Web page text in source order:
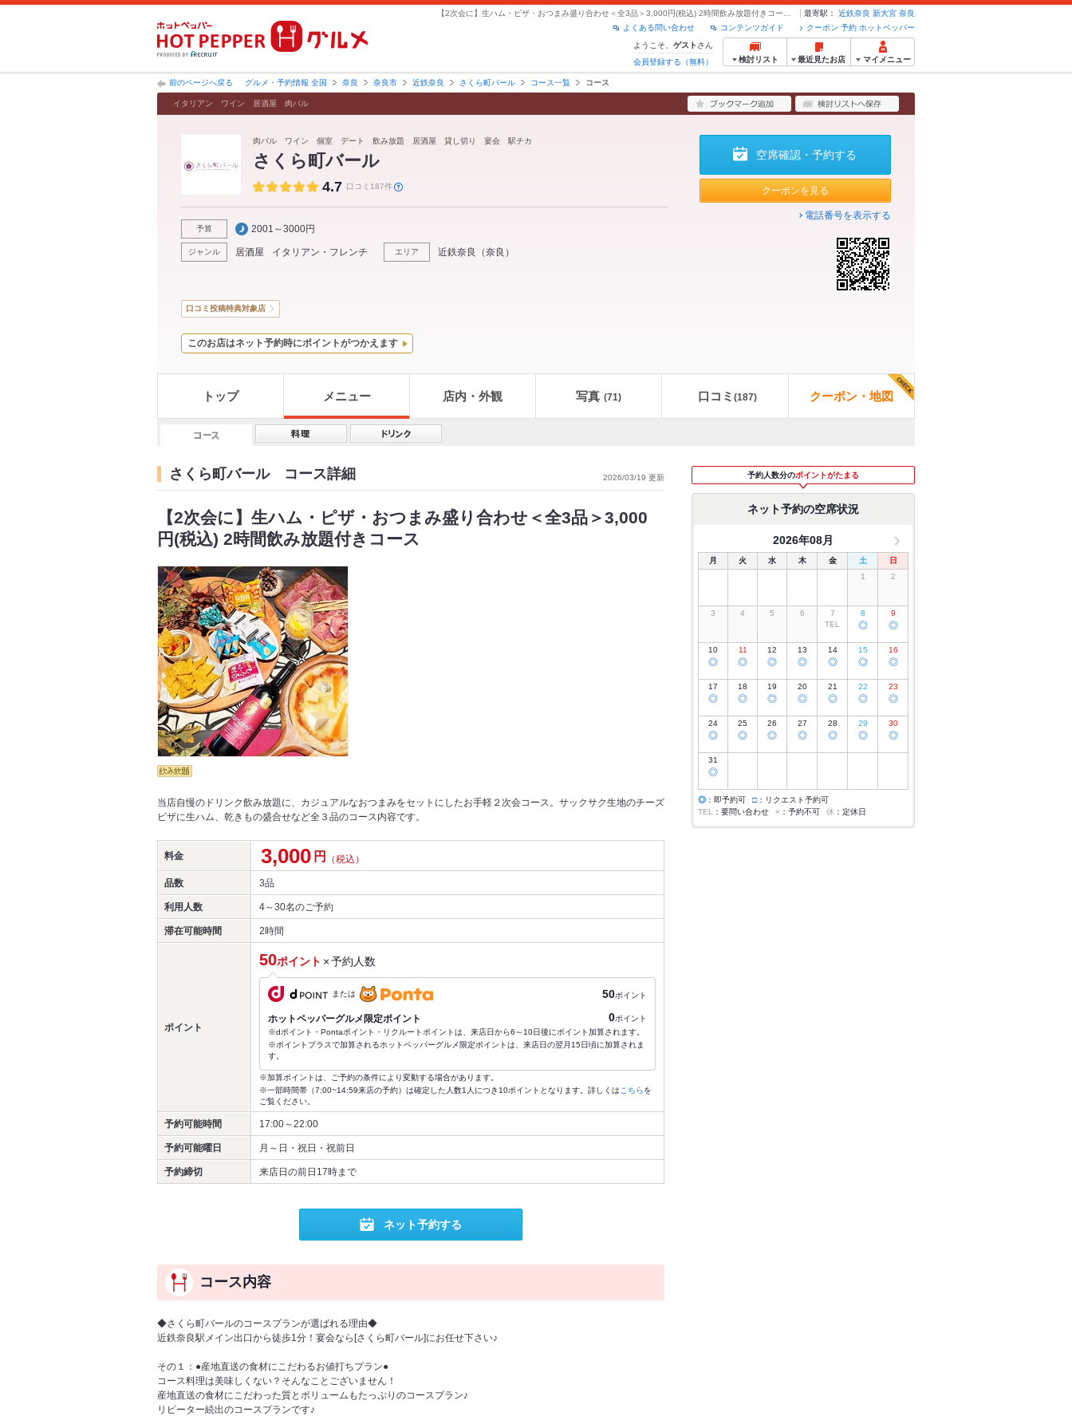
最寄駅： 近鉄奈良 新大宮 奈良
クーポン 予約 ホットペッパー
コンテンツガイド
よくある問い合わせ
ようこそ、 ゲスト さん
会員登録する（無料）
検討リスト 最近見たお店 マイメニュー
前のページへ戻る グルメ・予約情報 全国 奈良 奈良市 近鉄奈良 さくら町バール コース一覧 コース
イタリアン ワイン 居酒屋 肉バル
肉バル ワイン 個室 デート 飲み放題 居酒屋 貸し切り 宴会 駅チカ
さくら町バール
4.7 口コミ187件
予算 2001～3000円
ジャンル 居酒屋 イタリアン・フレンチ エリア 近鉄奈良 （奈良 ）
空席確認・予約する
クーポンを見る
電話番号を表示する
口コミ投稿特典対象店
このお店はネット予約時にポイントがつかえます
トップ メニュー 店内・外観 写真 (71) 口コミ (187) クーポン・地図
さくら町バール コース詳細 2026/03/19 更新
【2次会に】生ハム・ピザ・おつまみ盛り合わせ＜全3品＞3,000
円(税込) 2時間飲み放題付きコース
当店自慢のドリンク飲み放題に、カジュアルなおつまみをセットにしたお手軽２次会コース。サックサク生地のチーズ
ピザに生ハム、乾きもの盛合せなど全３品のコース内容です。
料金 3,000 円 （税込）
品数 3品
利用人数 4～30名のご予約
滞在可能時間 2時間
ポイント
50ポイント ×予約人数
または 50ポイント
ホットペッパーグルメ限定ポイント 0ポイント
※dポイント・Pontaポイント・リクルートポイントは、来店日から6～10日後にポイント加算されます。
※ポイントプラスで加算されるホットペッパーグルメ限定ポイントは、来店日の翌月15日頃に加算されま
す。
※加算ポイントは、ご予約の条件により変動する場合があります。
※一部時間帯（7:00~14:59来店の予約）は確定した人数1人につき10ポイントとなります。詳しくは こちらを
ご覧ください。
予約可能時間 17:00～22:00
予約可能曜日 月～日・祝日・祝前日
予約締切 来店日の前日17時まで
ネット予約する
コース内容
◆さくら町バールのコースプランが選ばれる理由◆
近鉄奈良駅メイン出口から徒歩1分！宴会なら[さくら町バール]にお任せ下さい♪
その１：●産地直送の食材にこだわるお値打ちプラン●
コース料理は美味しくない？そんなことございません！
産地直送の食材にこだわった質とボリュームもたっぷりのコースプラン♪
リピーター続出のコースプランです♪
予約人数分のポイントがたまる
ネット予約の空席状況
2026年08月
月 火 水 木 金 土
日
1
2
3 4 5 6
7
TEL
8
◎
9
◎
10
◎
11
◎
12
◎
13
◎
14
◎
15
◎
16
◎
17
◎
18
◎
19
◎
20
◎
21
◎
22
◎
23
◎
24
◎
25
◎
26
◎
27
◎
28
◎
29
◎
30
◎
31
◎
◎ ：即予約可 □ ：リクエスト予約可
TEL
：要問い合わせ × ：予約不可 休 ：定休日